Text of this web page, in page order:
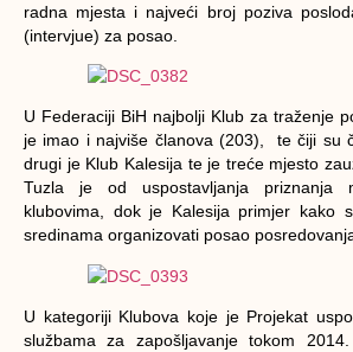
radna mjesta i najveći broj poziva
(intervjue) za posao.
U Federaciji BiH najbolji Klub za traženje
je imao i najviše članova (203), te čiji su
drugi je Klub Kalesija te je treće mjesto
Tuzla je od uspostavljanja priznanja
klubovima, dok je Kalesija primjer kako
sredinama organizovati posao
U kategoriji Klubova koje je Projekat
službama za zapošljavanje tokom